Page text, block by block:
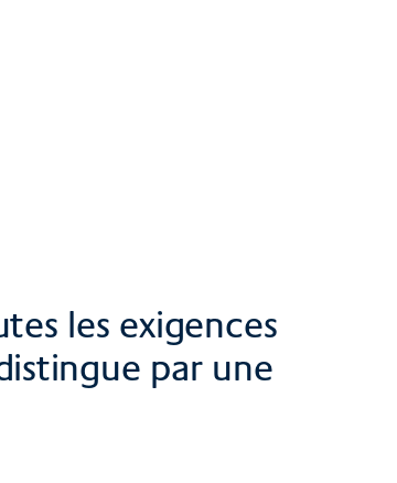
les exigences
par une